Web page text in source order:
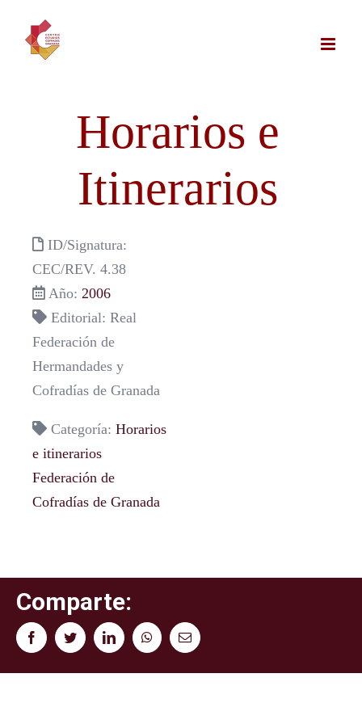
contenido
Horarios e
Itinerarios
ID/Signatura:
CEC/REV. 4.38
Año: 2006
Editorial: Real
Federación de
Hermandades y
Cofradías de Granada
Categoría: Horarios
e itinerarios
Federación de
Cofradías de Granada
Comparte:
FacebookTwitterLinkedInWhatsAppCorreo
electrónico